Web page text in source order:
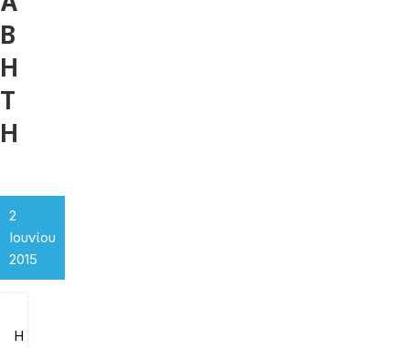
Β
Η
Τ
Η
2
Ιουνίου
2015
Η